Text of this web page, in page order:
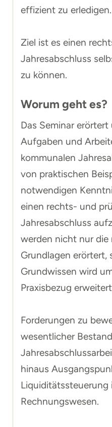
effizient zu erledigen.
Ziel ist es einen
Jahresabschluss
zu können.
Worum geht es?
Das Seminar
Aufgaben und
kommunalen
von praktischen
notwendigen
einen rechts- und
Jahresabschluss
werden nicht nur die
Grundlagen erörtert,
Grundwissen wird
Praxisbezug
Forderungen zu
wesentlicher
hinaus
Rechnungswesen.